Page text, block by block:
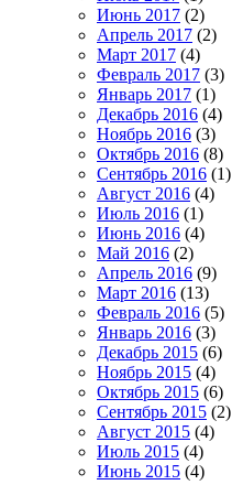
Июнь 2017 (2)
Апрель 2017 (2)
Март 2017 (4)
Февраль 2017 (3)
Январь 2017 (1)
Декабрь 2016 (4)
Ноябрь 2016 (3)
Октябрь 2016 (8)
Сентябрь 2016 (1)
Август 2016 (4)
Июль 2016 (1)
Июнь 2016 (4)
Май 2016 (2)
Апрель 2016 (9)
Март 2016 (13)
Февраль 2016 (5)
Январь 2016 (3)
Декабрь 2015 (6)
Ноябрь 2015 (4)
Октябрь 2015 (6)
Сентябрь 2015 (2)
Август 2015 (4)
Июль 2015 (4)
Июнь 2015 (4)